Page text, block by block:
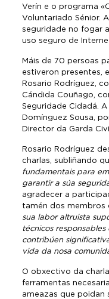
Verín e o programa
Voluntariado Sénior.
seguridade no fogar
uso seguro de
Máis de 70 persoas
estiveron presentes,
Rosario Rodríguez,
Cándida Couñago,
Seguridade Cidadá.
Domínguez Sousa,
Director da Garda Civil.
Rosario Rodríguez
charlas, subliñando
fundamentais para
garantir a súa
agradecer a
tamén dos membros
sua labor altruista
técnicos responsables
contribúen
vida da nosa
O obxectivo da
ferramentas
ameazas que poidan